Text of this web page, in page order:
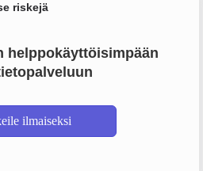
riskejä
helppokäyttöisimpään
ilmaiseksi